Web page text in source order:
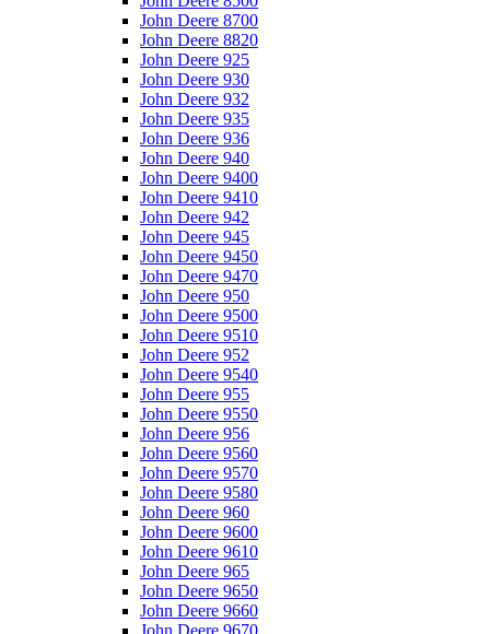
John Deere 8700
John Deere 8820
John Deere 925
John Deere 930
John Deere 932
John Deere 935
John Deere 936
John Deere 940
John Deere 9400
John Deere 9410
John Deere 942
John Deere 945
John Deere 9450
John Deere 9470
John Deere 950
John Deere 9500
John Deere 9510
John Deere 952
John Deere 9540
John Deere 955
John Deere 9550
John Deere 956
John Deere 9560
John Deere 9570
John Deere 9580
John Deere 960
John Deere 9600
John Deere 9610
John Deere 965
John Deere 9650
John Deere 9660
John Deere 9670